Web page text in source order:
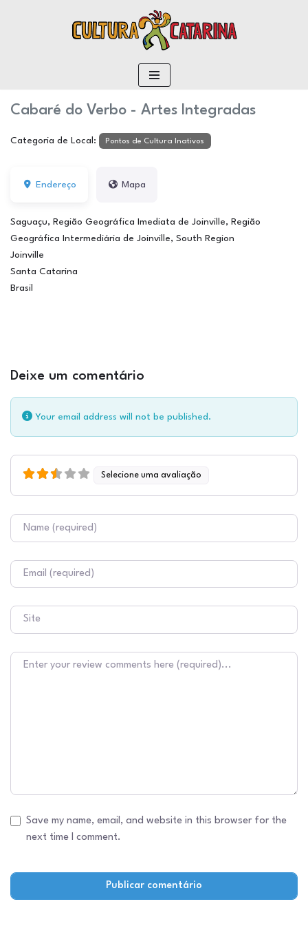
Cabaré do Verbo - Artes Integradas
Categoria de Local: Pontos de Cultura Inativos
Endereço Mapa
Saguaçu, Região Geográfica Imediata de Joinville, Região
Geográfica Intermediária de Joinville, South Region
Joinville
Santa Catarina
Brasil
Deixe um comentário
Your email address will not be published.
Selecione uma avaliação
Nome
E-mail
Site
Texto do comentário
Save my name, email, and website in this browser for the
next time I comment.